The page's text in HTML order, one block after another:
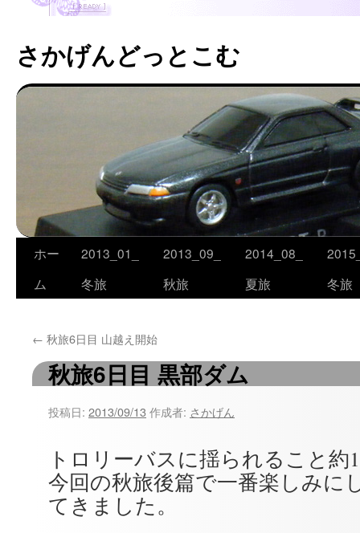
さかげんどっとこむ
コ
ン
ツ
ホー
ム
2013_01_
冬旅
2013_09_
秋旅
2014_08_
夏旅
冬旅
← 秋旅6日目 山越え開始
秋旅6日目 黒部ダム
投稿日: 2013/09/13 作成者: さかげん
トロリーバスに揺られること約
今回の秋旅後篇で一番楽しみに
てきました。